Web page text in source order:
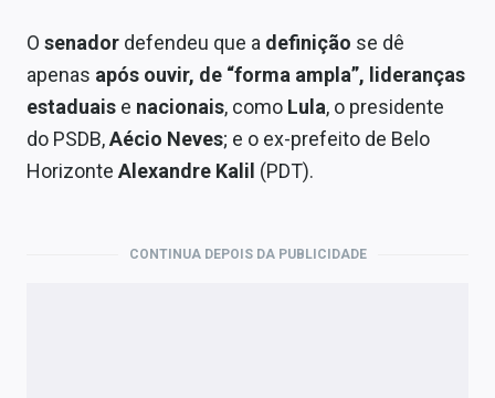
O senador defendeu que a definição se dê
apenas após ouvir, de “forma ampla”, lideranças
estaduais e nacionais, como Lula, o presidente
do PSDB,Aécio Neves; e o ex-prefeito de Belo
Horizonte Alexandre Kalil (PDT).
CONTINUA DEPOIS DA PUBLICIDADE